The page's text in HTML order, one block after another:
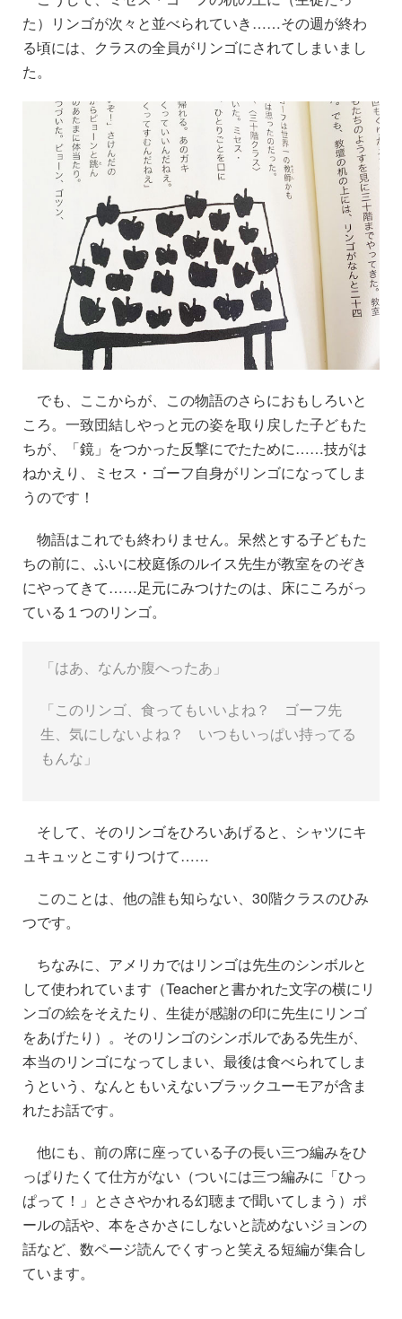
た）リンゴが次々と並べられていき……その週が終わ
る頃には、クラスの全員がリンゴにされてしまいまし
た。
でも、ここからが、この物語のさらにおもしろいと
ころ。一致団結しやっと元の姿を取り戻した子どもた
ちが、「鏡」をつかった反撃にでたために……技がは
ねかえり、ミセス・ゴーフ自身がリンゴになってしま
うのです！
物語はこれでも終わりません。呆然とする子どもた
ちの前に、ふいに校庭係のルイス先生が教室をのぞき
にやってきて……足元にみつけたのは、床にころがっ
ている１つのリンゴ。
「はあ、なんか腹へったあ」
「このリンゴ、食ってもいいよね？ ゴーフ先
生、気にしないよね？ いつもいっぱい持ってる
もんな」
そして、そのリンゴをひろいあげると、シャツにキ
ュキュッとこすりつけて……
このことは、他の誰も知らない、30階クラスのひみ
つです。
ちなみに、アメリカではリンゴは先生のシンボルと
して使われています（Teacherと書かれた文字の横にリ
ンゴの絵をそえたり、生徒が感謝の印に先生にリンゴ
をあげたり）。そのリンゴのシンボルである先生が、
本当のリンゴになってしまい、最後は食べられてしま
うという、なんともいえないブラックユーモアが含ま
れたお話です。
他にも、前の席に座っている子の長い三つ編みをひ
っぱりたくて仕方がない（ついには三つ編みに「ひっ
ぱって！」とささやかれる幻聴まで聞いてしまう）ポ
ールの話や、本をさかさにしないと読めないジョンの
話など、数ページ読んでくすっと笑える短編が集合し
ています。